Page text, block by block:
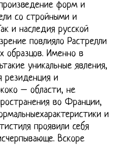
форм и
со стройными и
и наследия русской
повлияло Растрелли
образцов. Именно в
уникальные явления,
резиденция и
– области, не
во Франции,
и
проявили себя
Вскоре